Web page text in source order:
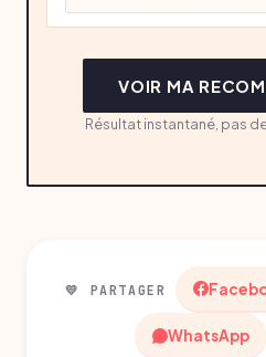
VOIR MA
Résultat instantané, pas
💛 PARTAGER
WhatsApp